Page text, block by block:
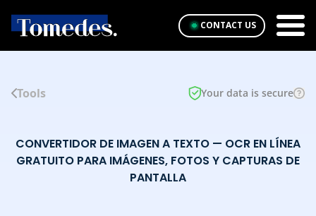
CONTACT US
Tools Your data is secure
CONVERTIDOR DE IMAGEN A TEXTO — OCR EN LÍNEA
GRATUITO PARA IMÁGENES, FOTOS Y CAPTURAS DE
PANTALLA